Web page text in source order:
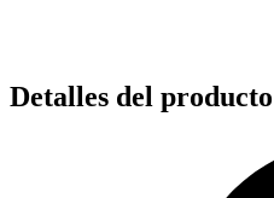
Detalles del producto